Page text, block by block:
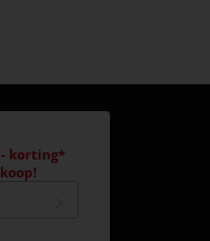
korting*